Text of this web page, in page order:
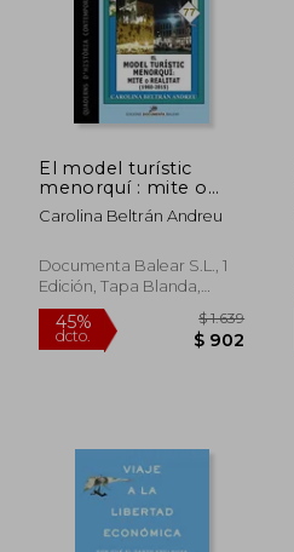
El model turístic
menorquí : mite o
realitat (1960-2015)
Carolina Beltrán Andreu
Documenta Balear S.L., 1
Edición, Tapa Blanda,
Nuevo